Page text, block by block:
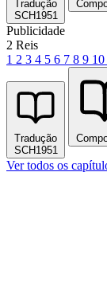
Tradução
SCH1951
Publicidade
2 Reis
1 2 3 4 5 6 7 8 9 10
Tradução
SCH1951
Ver todos os